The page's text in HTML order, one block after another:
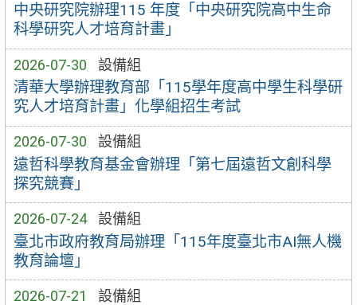
中央研究院辦理115 年度「中央研究院高中生命
科學研究人才培育計畫」
2026-07-30 設備組
清華大學辦理教育部「115學年度高中學生科學研
究人才培育計畫」化學組招生考試
2026-07-30 設備組
遠哲科學教育基金會辦理「第七屆遠哲文創科學
探究競賽」
2026-07-24 設備組
臺北市政府教育局辦理「115年度臺北市AI無人機
教育論壇」
2026-07-21 設備組